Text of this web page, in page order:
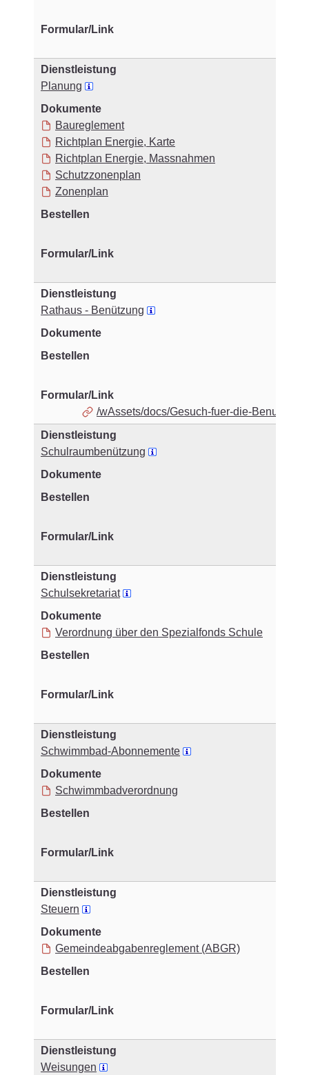
Planung
Baureglement
Richtplan Energie, Karte
Richtplan Energie, Massnahmen
Schutzzonenplan
Zonenplan
Rathaus - Benützung
/wAssets/docs/Gesuch-fuer-die-
Schulraumbenützung
Schulsekretariat
Verordnung über den Spezialfonds Schule
Schwimmbad-Abonnemente
Schwimmbadverordnung
Steuern
Gemeindeabgabenreglement (ABGR)
Weisungen